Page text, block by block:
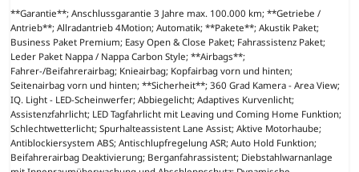
**Garantie**; Anschlussgarantie 3 Jahre max. 100.000 km; **Getriebe /
Antrieb**; Allradantrieb 4Motion; Automatik; **Pakete**; Akustik Paket;
Business Paket Premium; Easy Open & Close Paket; Fahrassistenz Paket;
Leder Paket Nappa / Nappa Carbon Style; **Airbags**;
Fahrer-/Beifahrerairbag; Knieairbag; Kopfairbag vorn und hinten;
Seitenairbag vorn und hinten; **Sicherheit**; 360 Grad Kamera - Area View;
IQ. Light - LED-Scheinwerfer; Abbiegelicht; Adaptives Kurvenlicht;
Assistenzfahrlicht; LED Tagfahrlicht mit Leaving und Coming Home Funktion;
Schlechtwetterlicht; Spurhalteassistent Lane Assist; Aktive Motorhaube;
Antiblockiersystem ABS; Antischlupfregelung ASR; Auto Hold Funktion;
Beifahrerairbag Deaktivierung; Berganfahrassistent; Diebstahlwarnanlage